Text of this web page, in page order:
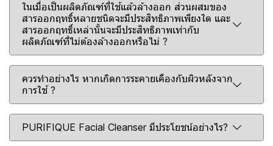
ในเมื่อเป็นผลิตภัณฑ์ที่ใช้แล้วล้างออก ส่วนผสมของ
สารออกฤทธิ์หลายชนิดจะมีประสิทธิภาพเพียงใด และ
สารออกฤทธิ์เหล่านั้นจะมีประสิทธิภาพเท่ากับ
ผลิตภัณฑ์ที่ไม่ต้องล้างออกหรือไม่ ?
ควรทำอย่างไร หากเกิดการระคายเคืองกับผิวหลังจาก
การใช้ ?
PURIFIQUE Facial Cleanser มีประโยชน์อย่างไร?